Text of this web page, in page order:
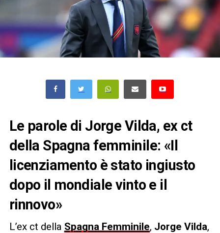
Le parole di Jorge Vilda, ex ct
della Spagna femminile: «Il
licenziamento è stato ingiusto
dopo il mondiale vinto e il
rinnovo»
L’ex ct della Spagna Femminile, Jorge Vilda,